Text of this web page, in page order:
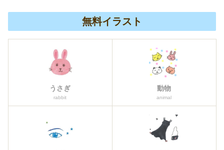
無料イラスト
うさぎ
rabbit
動物
animal